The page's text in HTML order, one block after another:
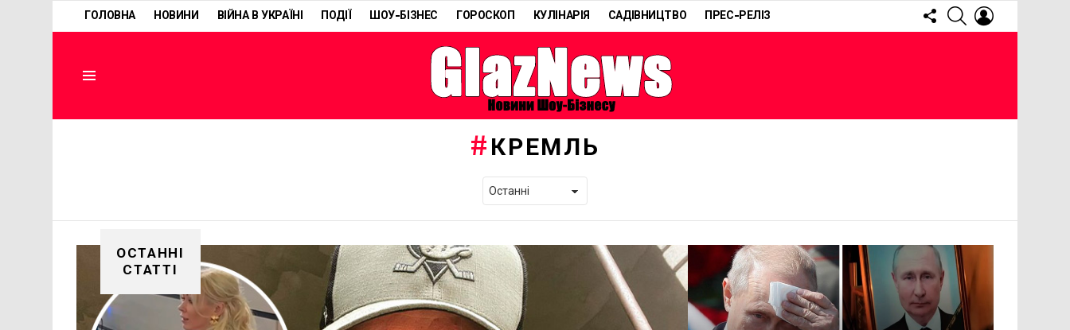
ГОЛОВНА НОВИНИ ВІЙНА В УКРАЇНІ ПОДІЇ ШОУ-БІЗНЕС ГОРОСКОП КУЛІНАРІЯ САДІВНИЦТВО ПРЕС-РЕЛІЗ
FOLLOW
US
SEARCH
КРЕМЛЬ
ОСТАННІ
СТАТТІ